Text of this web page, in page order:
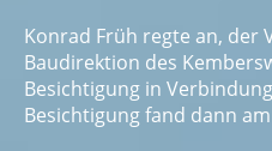
Konrad Früh regte an, der
Baudirektion des
Besichtigung in
Besichtigung fand dann